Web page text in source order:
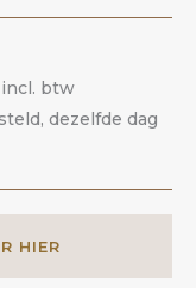
incl. btw
dezelfde dag
HIER